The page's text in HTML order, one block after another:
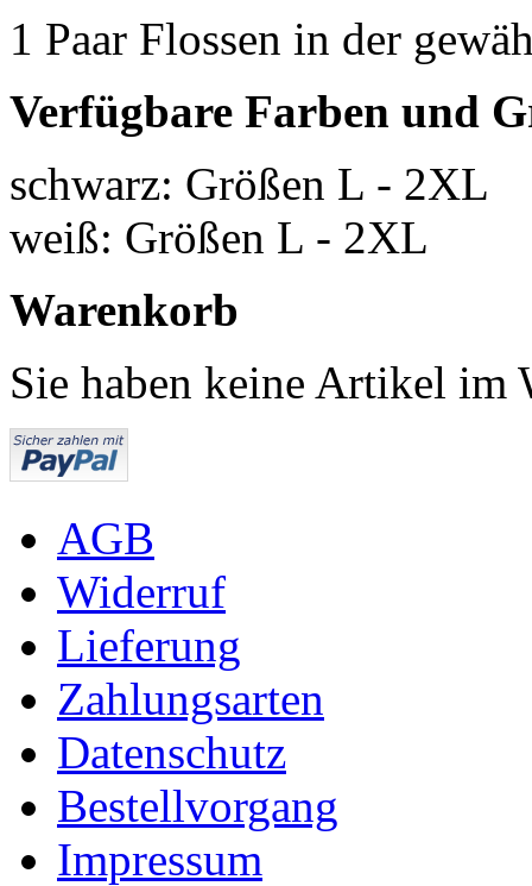
1 Paar Flossen in der
Verfügbare Farben und
schwarz: Größen L - 2XL
weiß: Größen L - 2XL
Warenkorb
Sie haben keine Artikel im
AGB
Widerruf
Lieferung
Zahlungsarten
Datenschutz
Bestellvorgang
Impressum